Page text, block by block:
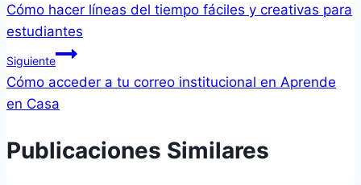
Cómo hacer líneas del tiempo fáciles y creativas para
estudiantes
Siguiente
Cómo acceder a tu correo institucional en Aprende
en Casa
Publicaciones Similares